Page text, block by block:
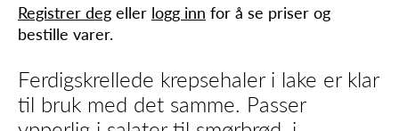
Registrer deg eller logg inn for å se priser og
bestille varer.
Ferdigskrellede krepsehaler i lake er klar
til bruk med det samme. Passer